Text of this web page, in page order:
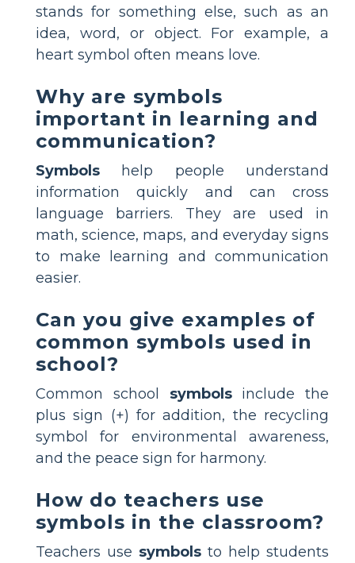
stands for something else, such as an
idea, word, or object. For example, a
heart symbol often means love.
Why are symbols
important in learning and
communication?
Symbols help people understand
information quickly and can cross
language barriers. They are used in
math, science, maps, and everyday signs
to make learning and communication
easier.
Can you give examples of
common symbols used in
school?
Common school symbolsinclude the
plus sign (+) for addition, the recycling
symbol for environmental awareness,
and the peace sign for harmony.
How do teachers use
symbols in the classroom?
Teachers use symbols to help students